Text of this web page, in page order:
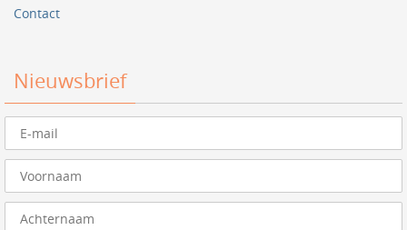
Contact
Nieuwsbrief